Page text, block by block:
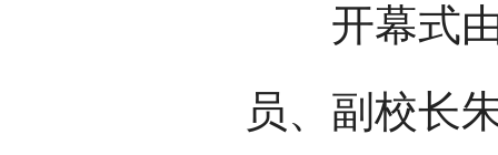
开幕式由
员、副校长